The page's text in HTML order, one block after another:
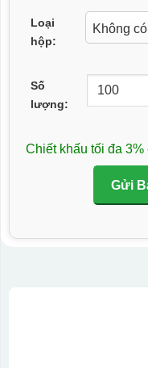
Loại
hộp:
Số
lượng:
Chiết khấu tối đa
Gửi